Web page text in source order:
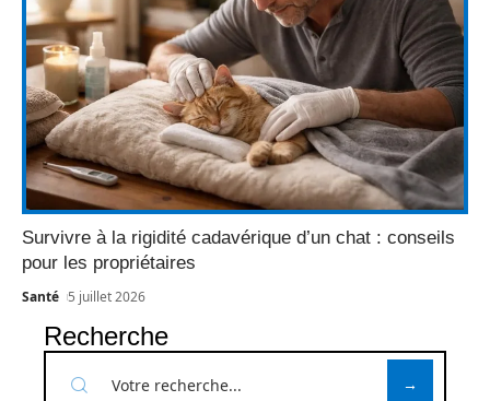
Survivre à la rigidité cadavérique d’un chat : conseils
pour les propriétaires
Santé 5 juillet 2026
Recherche